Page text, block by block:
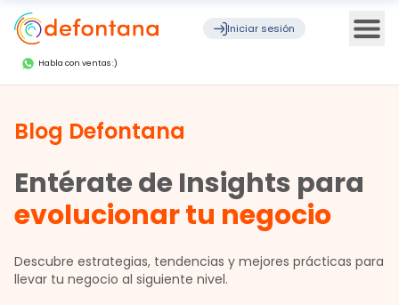
Iniciar sesión
Habla con ventas :)
Blog Defontana
Entérate de Insights para
evolucionar tu negocio
Descubre estrategias, tendencias y mejores prácticas para
llevar tu negocio al siguiente nivel.